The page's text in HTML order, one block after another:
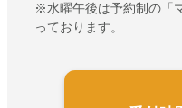
※水曜午後は予約制の「
っております。